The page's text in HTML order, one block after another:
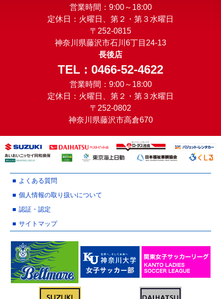
営業時間：9:00～18:00
定休日：火曜日、第２・第３水曜日
〒252-0815
神奈川県藤沢市石川6丁目24-13
長後店
TEL : 0466-52-4622
営業時間：9:00～18:00
定休日：火曜日、第２・第３水曜日
〒252-0802
神奈川県藤沢市高倉670
よくある質問
個人情報の取り扱いについて
認証・認定
サイトマップ